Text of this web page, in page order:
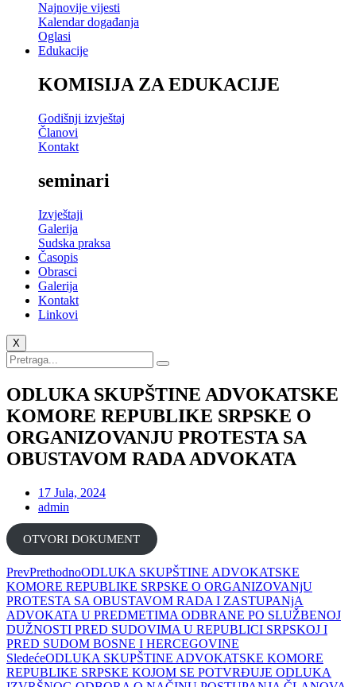
Najnovije vijesti
Kalendar događanja
Oglasi
Edukacije
KOMISIJA ZA EDUKACIJE
Godišnji izvještaj
Članovi
Kontakt
seminari
Izvještaji
Galerija
Sudska praksa
Časopis
Obrasci
Galerija
Kontakt
Linkovi
X
ODLUKA SKUPŠTINE ADVOKATSKE
KOMORE REPUBLIKE SRPSKE O
ORGANIZOVANJU PROTESTA SA
OBUSTAVOM RADA ADVOKATA
17 Jula, 2024
admin
ОTVORI DOKUMENT
PrevPrethodnoODLUKA SKUPŠTINE ADVOKATSKE
KOMORE REPUBLIKE SRPSKE O ORGANIZOVANjU
PROTESTA SA OBUSTAVOM RADA I ZASTUPANjA
ADVOKATA U PREDMETIMA ODBRANE PO SLUŽBENOJ
DUŽNOSTI PRED SUDOVIMA U REPUBLICI SRPSKOJ I
PRED SUDOM BOSNE I HERCEGOVINE
SledećeODLUKA SKUPŠTINE ADVOKATSKE KOMORE
REPUBLIKE SRPSKE KOJOM SE POTVRĐUJE ODLUKA